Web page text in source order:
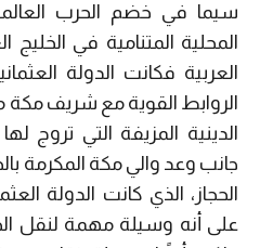
سيما في خضم الحرب
المحلية المتنامية في الخليج
العربية فكانت الدولة
الروابط القوية مع شريف مكة
الدينية المزيفة التي تروج
جانب وعد والي مكة المكرمة
الحجاز، الذي كانت الدولة
على أنه وسيلة مهمة لنقل